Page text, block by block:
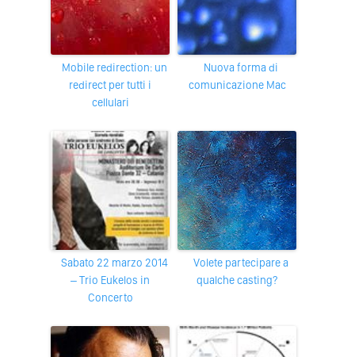
mobile redirection: un
redirect per tutti i
cellulari
Nuova forma di
comunicazione Mac
Sabato 22 marzo 2014
– Trio Eukelos in
Concerto
Volete partecipare a
qualche casting?